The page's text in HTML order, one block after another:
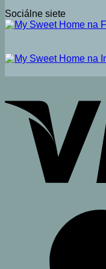
Sociálne siete